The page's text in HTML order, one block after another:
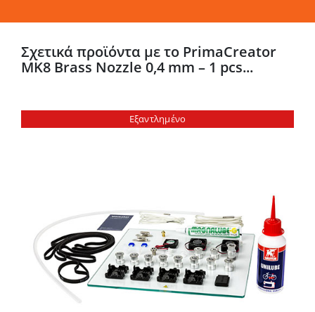
Σχετικά προϊόντα με το PrimaCreator
MK8 Brass Nozzle 0,4 mm – 1 pcs...
Εξαντλημένο